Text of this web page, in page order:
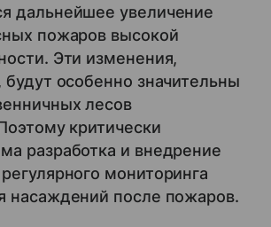
дальнейшее увеличение
пожаров высокой
Эти изменения,
будут особенно значительны
лесов
критически
разработка и внедрение
мониторинга
насаждений после пожаров.